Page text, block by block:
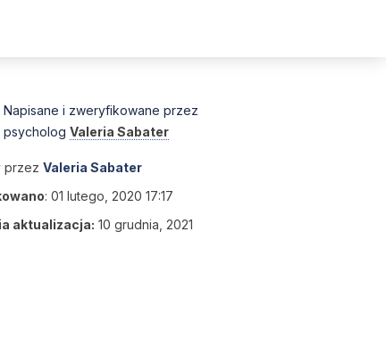
Napisane i zweryfikowane przez
psycholog Valeria Sabater
przez Valeria Sabater
: 01 lutego, 2020 17:17
aktualizacja: 10 grudnia, 2021